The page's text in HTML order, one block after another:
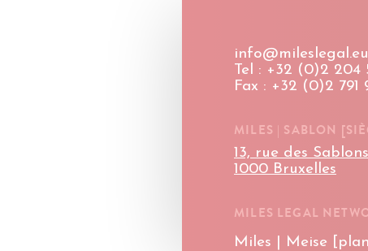
info@mileslegal.eu
Tel : +32 (0)2 204
Fax : +32 (0)2 791
MILES | SABLON
13, rue des Sablons
1000 Bruxelles
MILES LEGAL
Miles | Meise [plan]